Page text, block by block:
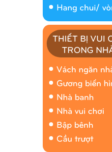
Hang chui/
THIẾT BỊ VUI
TRONG
Vách ngăn
Gương biến
Nhà banh
Nhà vui chơi
Bập bênh
Cầu trượt
Nhà